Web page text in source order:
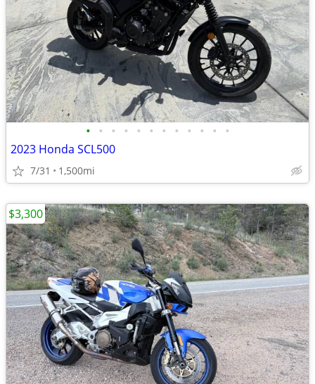
• • • • • • • • • • • •
2023 Honda SCL500
7/31 1,500mi
$3,300